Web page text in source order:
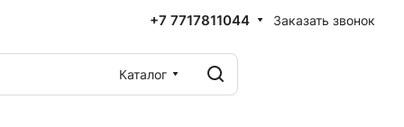
+7 7717811044 Заказать звонок
Каталог